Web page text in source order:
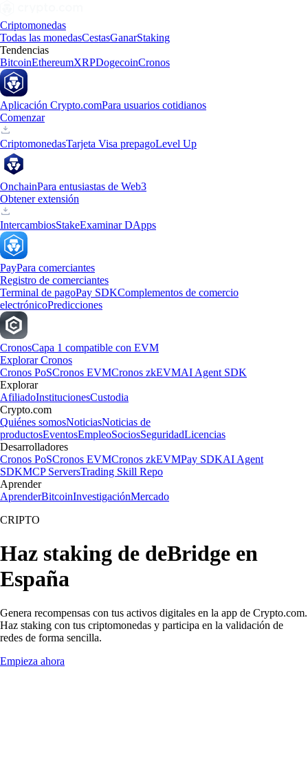
Criptomonedas
Todas las monedasCestasGanarStaking
Tendencias
BitcoinEthereumXRPDogecoinCronos
Aplicación Crypto.comPara usuarios cotidianos
Comenzar
CriptomonedasTarjeta Visa prepagoLevel Up
OnchainPara entusiastas de Web3
Obtener extensión
IntercambiosStakeExaminar DApps
PayPara comerciantes
Registro de comerciantes
Terminal de pagoPay SDKComplementos de comercio
electrónicoPredicciones
CronosCapa 1 compatible con EVM
Explorar Cronos
Cronos PoSCronos EVMCronos zkEVMAI Agent SDK
Explorar
AfiliadoInstitucionesCustodia
Crypto.com
Quiénes somosNoticiasNoticias de
productosEventosEmpleoSociosSeguridadLicencias
Desarrolladores
Cronos PoSCronos EVMCronos zkEVMPay SDKAI Agent
SDKMCP ServersTrading Skill Repo
Aprender
AprenderBitcoinInvestigaciónMercado
CRIPTO
Haz staking de deBridge en
España
Genera recompensas con tus activos digitales en la app de Crypto.com.
Haz staking con tus criptomonedas y participa en la validación de
redes de forma sencilla.
Empieza ahora